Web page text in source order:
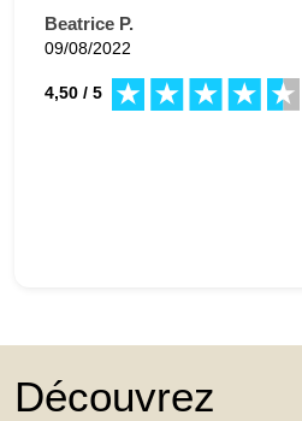
Beatrice P.
09/08/2022
4,50 / 5
Découvrez